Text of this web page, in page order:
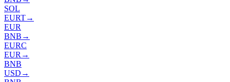
SOL
EURT→
EUR
BNB →
EURC
EUR →
BNB
USD →